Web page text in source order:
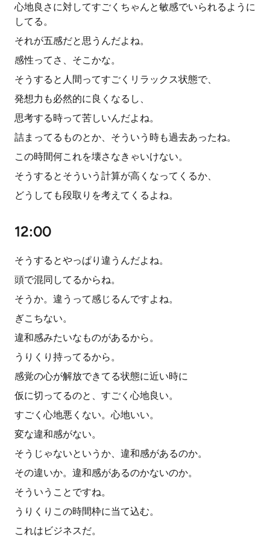
心地良さに対してすごくちゃんと敏感でいられるように
してる。
それが五感だと思うんだよね。
感性ってさ、そこかな。
そうすると人間ってすごくリラックス状態で、
発想力も必然的に良くなるし、
思考する時って苦しいんだよね。
詰まってるものとか、そういう時も過去あったね。
この時間何これを壊さなきゃいけない。
そうするとそういう計算が高くなってくるか、
どうしても段取りを考えてくるよね。
12:00
そうするとやっぱり違うんだよね。
頭で混同してるからね。
そうか。違うって感じるんですよね。
ぎこちない。
違和感みたいなものがあるから。
うりくり持ってるから。
感覚の心が解放できてる状態に近い時に
仮に切ってるのと、すごく心地良い。
すごく心地悪くない。心地いい。
変な違和感がない。
そうじゃないというか、違和感があるのか。
その違いか。違和感があるのかないのか。
そういうことですね。
うりくりこの時間枠に当て込む。
これはビジネスだ。